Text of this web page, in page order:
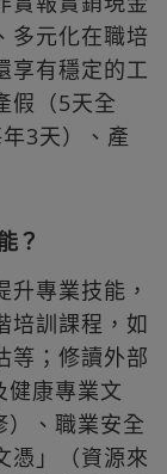
多元化在職培
享有穩定的工
假（5天全
3天）、產
？
專業技能，
培訓課程，如
等；修讀外部
健康專業文
）、職業安全
憑」（資源來